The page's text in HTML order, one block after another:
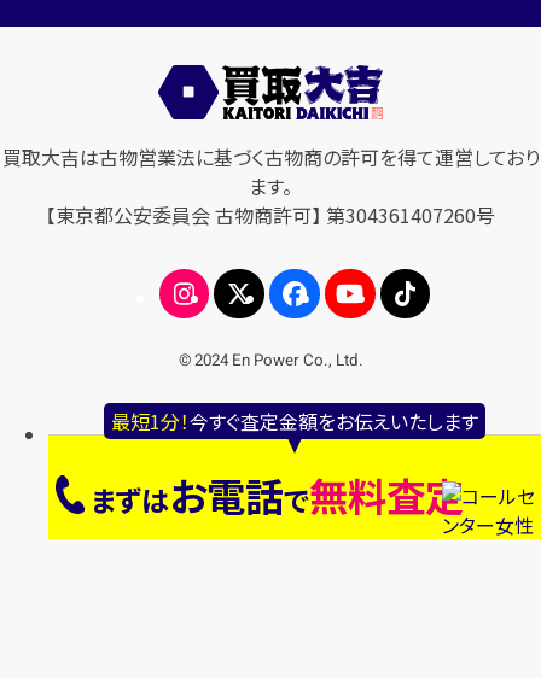
最短1分！今すぐ査定金額をお伝えいたします
まずはお電話で無料査定
買取大吉は古物営業法に基づく古物商の許可を得て運営しており
ます。
【東京都公安委員会 古物商許可】 第304361407260号
© 2024 En Power Co., Ltd.